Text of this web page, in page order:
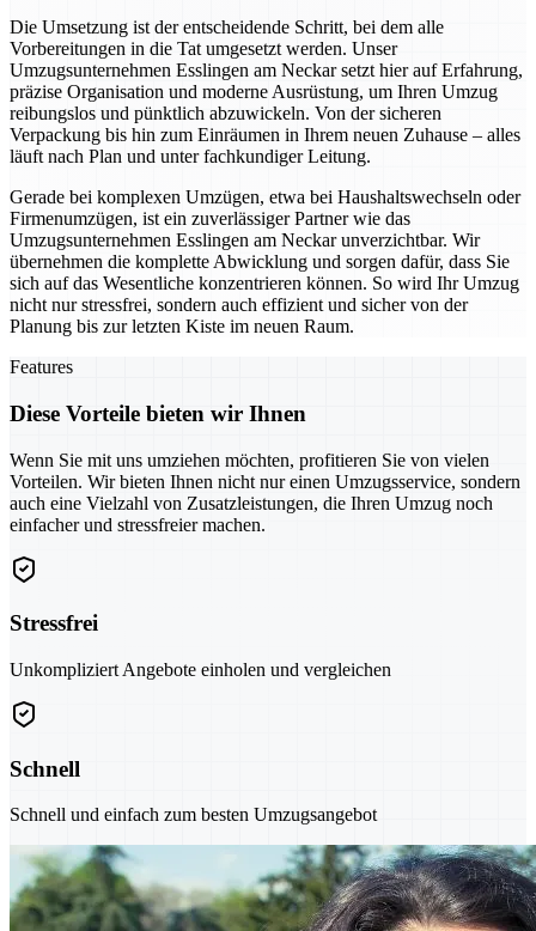
Die Umsetzung ist der entscheidende Schritt, bei dem alle
Vorbereitungen in die Tat umgesetzt werden. Unser
Umzugsunternehmen Esslingen am Neckar setzt hier auf Erfahrung,
präzise Organisation und moderne Ausrüstung, um Ihren Umzug
reibungslos und pünktlich abzuwickeln. Von der sicheren
Verpackung bis hin zum Einräumen in Ihrem neuen Zuhause – alles
läuft nach Plan und unter fachkundiger Leitung.
Gerade bei komplexen Umzügen, etwa bei Haushaltswechseln oder
Firmenumzügen, ist ein zuverlässiger Partner wie das
Umzugsunternehmen Esslingen am Neckar unverzichtbar. Wir
übernehmen die komplette Abwicklung und sorgen dafür, dass Sie
sich auf das Wesentliche konzentrieren können. So wird Ihr Umzug
nicht nur stressfrei, sondern auch effizient und sicher von der
Planung bis zur letzten Kiste im neuen Raum.
Features
Diese Vorteile bieten wir Ihnen
Wenn Sie mit uns umziehen möchten, profitieren Sie von vielen
Vorteilen. Wir bieten Ihnen nicht nur einen Umzugsservice, sondern
auch eine Vielzahl von Zusatzleistungen, die Ihren Umzug noch
einfacher und stressfreier machen.
Stressfrei
Unkompliziert Angebote einholen und vergleichen
Schnell
Schnell und einfach zum besten Umzugsangebot